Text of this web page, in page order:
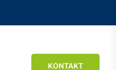
KONTAKT